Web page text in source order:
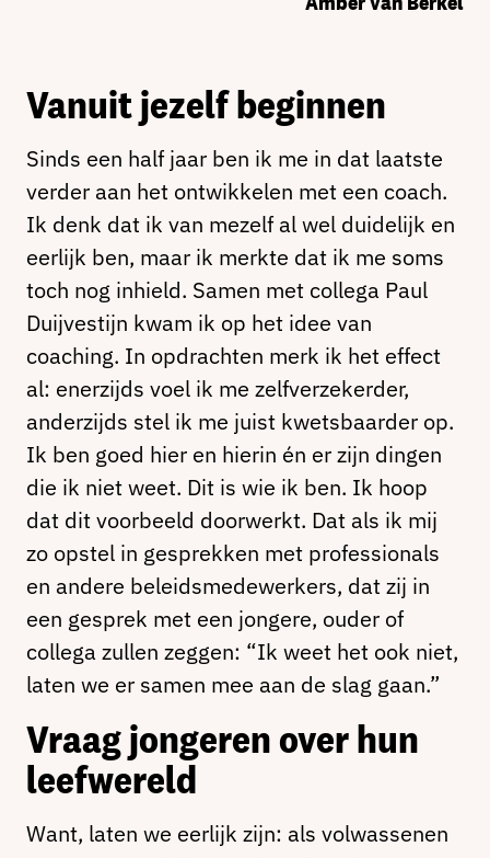
Vanuit jezelf beginnen
Sinds een half jaar ben ik me in dat laatste
verder aan het ontwikkelen met een coach.
Ik denk dat ik van mezelf al wel duidelijk en
eerlijk ben, maar ik merkte dat ik me soms
toch nog inhield. Samen met collega Paul
Duijvestijn kwam ik op het idee van
coaching. In opdrachten merk ik het effect
al: enerzijds voel ik me zelfverzekerder,
anderzijds stel ik me juist kwetsbaarder op.
Ik ben goed hier en hierin én er zijn dingen
die ik niet weet. Dit is wie ik ben. Ik hoop
dat dit voorbeeld doorwerkt. Dat als ik mij
zo opstel in gesprekken met professionals
en andere beleidsmedewerkers, dat zij in
een gesprek met een jongere, ouder of
collega zullen zeggen: “Ik weet het ook niet,
laten we er samen mee aan de slag gaan.”
Vraag jongeren over hun
leefwereld
Want, laten we eerlijk zijn: als volwassenen